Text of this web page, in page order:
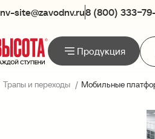
nv-site@zavodnv.ru8 (800)
Продукция
Трапы и переходы Мобильные